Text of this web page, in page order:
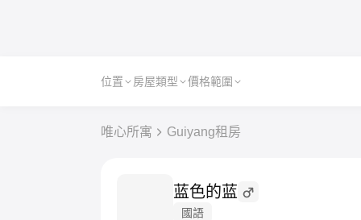
位置 房屋類型 價格範圍
唯心所寓 Guiyang租房
蓝色的蓝
國語